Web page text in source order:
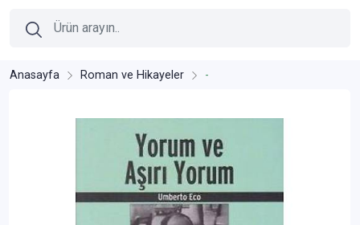
Anasayfa Roman ve Hikayeler -